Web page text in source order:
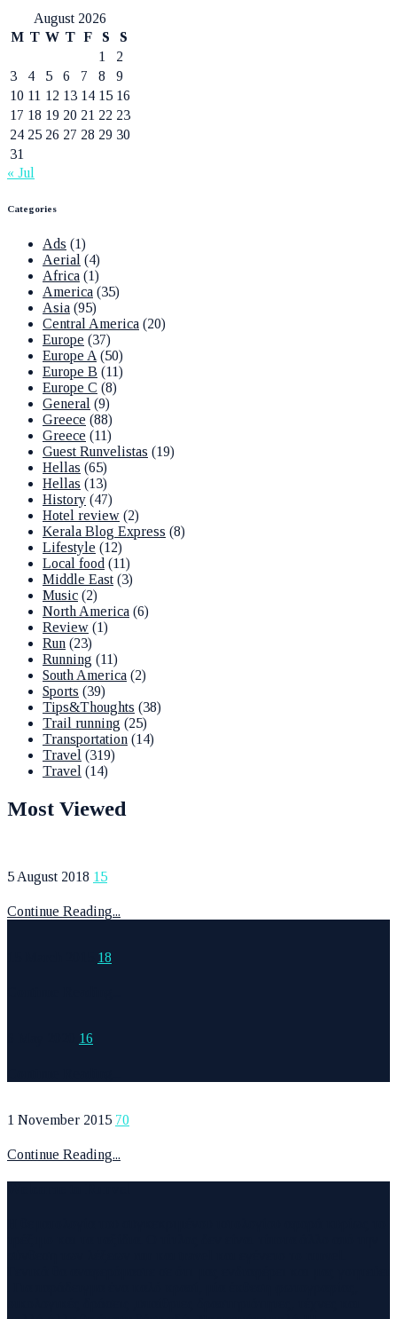
August 2026
M T W T F S
S
1
2
3
4 5 6 7 8
9
10 11 12 13 14 15 16
17 18 19 20 21 22 23
24 25 26 27 28 29 30
31
« Jul
Categories
Ads (1)
Aerial (4)
Africa (1)
America (35)
Asia (95)
Central America (20)
Europe (37)
Europe A (50)
Europe B (11)
Europe C (8)
General (9)
Greece (88)
Greece (11)
Guest Runvelistas (19)
Hellas (65)
Hellas (13)
History (47)
Hotel review (2)
Kerala Blog Express (8)
Lifestyle (12)
Local food (11)
Middle East (3)
Music (2)
North America (6)
Review (1)
Run (23)
Running (11)
South America (2)
Sports (39)
Tips&Thoughts (38)
Trail running (25)
Transportation (14)
Travel (319)
Travel (14)
Most Viewed
5 August 2018 15
Continue Reading...
18
16
1 November 2015 70
Continue Reading...